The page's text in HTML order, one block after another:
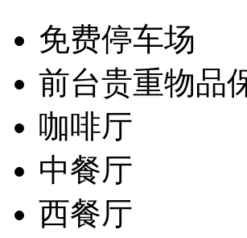
免费停车场
前台贵重物品
咖啡厅
中餐厅
西餐厅